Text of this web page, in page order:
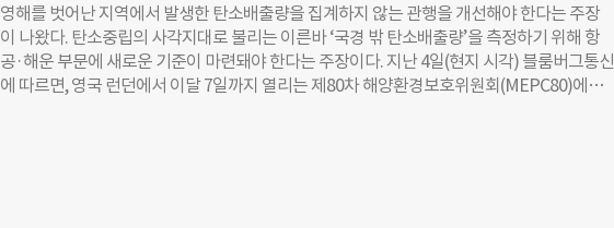
영해를 벗어난 지역에서 발생한 탄소배출량을 집계하지 않는 관행을 개선해야 한다는 주장
이 나왔다. 탄소중립의 사각지대로 불리는 이른바 ‘국경 밖 탄소배출량’을 측정하기 위해 항
공·해운 부문에 새로운 기준이 마련돼야 한다는 주장이다. 지난 4일(현지 시각) 블룸버그통신
에 따르면, 영국 런던에서 이달 7일까지 열리는 제80차 해양환경보호위원회(MEPC80)에서